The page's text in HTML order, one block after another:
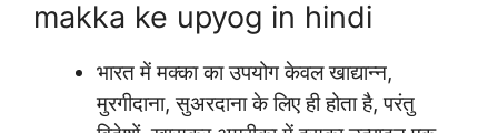
makka ke upyog in hindi
भारत में मक्का का उपयोग केवल खाद्यान्न,
मुरगीदाना, सुअरदाना के लिए ही होता है, परंतु